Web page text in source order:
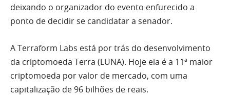
deixando o organizador do evento enfurecido a
ponto de decidir se candidatar a senador.
A Terraform Labs está por trás do desenvolvimento
da criptomoeda Terra (LUNA). Hoje ela é a 11ª maior
criptomoeda por valor de mercado, com uma
capitalização de 96 bilhões de reais.